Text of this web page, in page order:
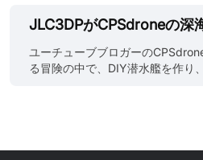
CNC加工費の一部を支援してい
は、高度な3Dプリンティングサ
く知られており、ユーザーに効
ティングサービスを提供すること
に、チャレンジャーチームはJLC
Launcher (ESL)」プログラムにお
設計と製造に革命をもたらすこ
ESTACA Space Launcher (ESL)
ムは3機のロケットで構成され、
ル制御を特徴としています。
JLC3DPがCPSdroneの深
ユーチューブブロガーの
る冒険の中で、DIY潜水艦を作り
ントナイロンパーツを潜水艦に